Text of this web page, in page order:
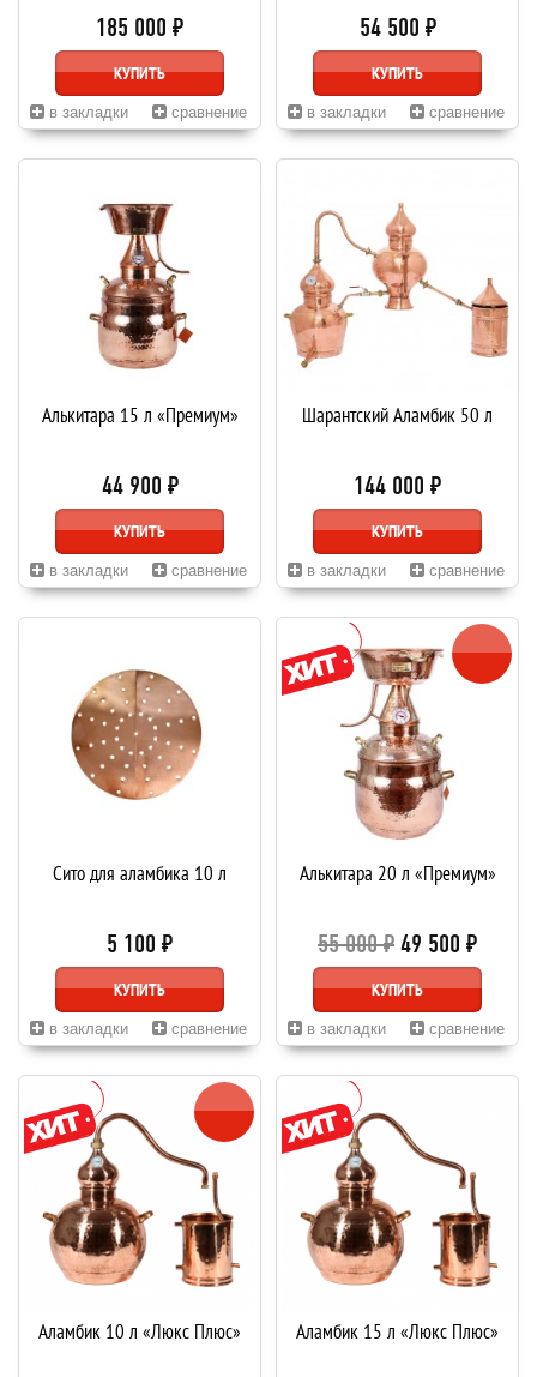
185 000 ₽
КУПИТЬ
в закладки сравнение
54 500 ₽
КУПИТЬ
в закладки сравнение
Алькитара 15 л «Премиум»
44 900 ₽
КУПИТЬ
в закладки сравнение
Шарантский Аламбик 50 л
144 000 ₽
КУПИТЬ
в закладки сравнение
Сито для аламбика 10 л
5 100 ₽
КУПИТЬ
в закладки сравнение
Алькитара 20 л «Премиум»
55 000 ₽49 500 ₽
КУПИТЬ
в закладки сравнение
Аламбик 10 л «Люкс Плюс» Аламбик 15 л «Люкс Плюс»